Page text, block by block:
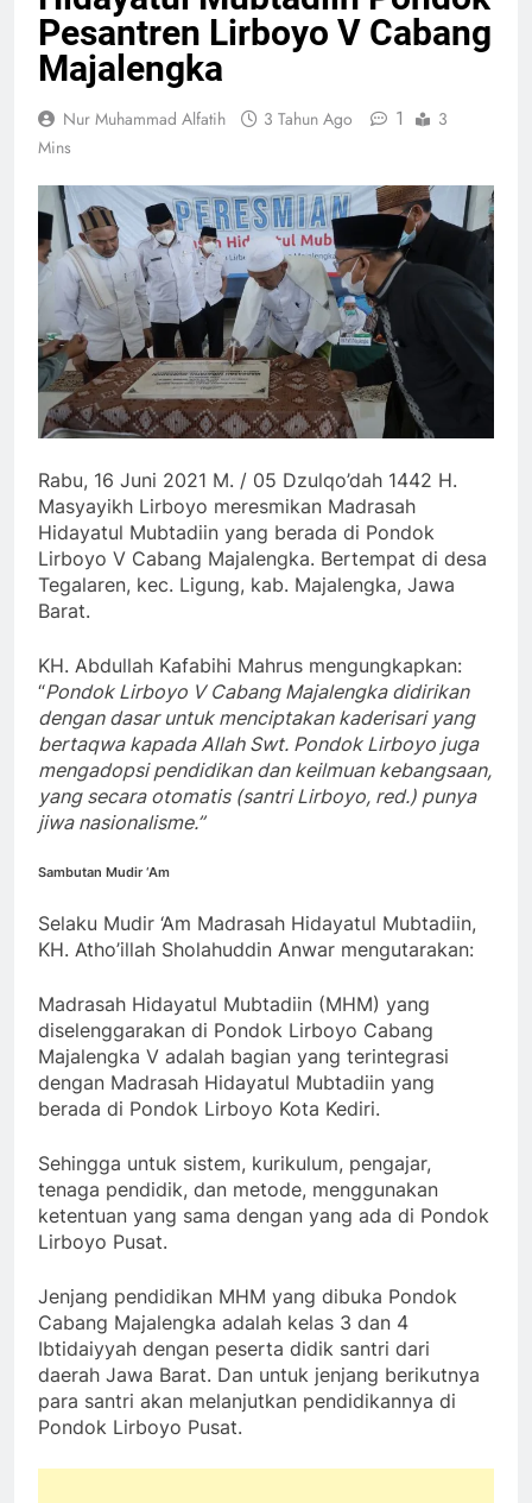
Pesantren Lirboyo V Cabang
Majalengka
Nur Muhammad Alfatih 3 Tahun Ago 1
3
Mins
Rabu, 16 Juni 2021 M. / 05 Dzulqo’dah 1442 H.
Masyayikh Lirboyo meresmikan Madrasah
Hidayatul Mubtadiin yang berada di Pondok
Lirboyo V Cabang Majalengka. Bertempat di desa
Tegalaren, kec. Ligung, kab. Majalengka, Jawa
Barat.
KH. Abdullah Kafabihi Mahrus mengungkapkan:
“Pondok Lirboyo V Cabang Majalengka didirikan
dengan dasar untuk menciptakan kaderisari yang
bertaqwa kapada Allah Swt. Pondok Lirboyo juga
mengadopsi pendidikan dan keilmuan kebangsaan,
yang secara otomatis (santri Lirboyo, red.) punya
jiwa nasionalisme.”
Sambutan Mudir ‘Am
Selaku Mudir ‘Am Madrasah Hidayatul Mubtadiin,
KH. Atho’illah Sholahuddin Anwar mengutarakan:
Madrasah Hidayatul Mubtadiin (MHM) yang
diselenggarakan di Pondok Lirboyo Cabang
Majalengka V adalah bagian yang terintegrasi
dengan Madrasah Hidayatul Mubtadiin yang
berada di Pondok Lirboyo Kota Kediri.
Sehingga untuk sistem, kurikulum, pengajar,
tenaga pendidik, dan metode, menggunakan
ketentuan yang sama dengan yang ada di Pondok
Lirboyo Pusat.
Jenjang pendidikan MHM yang dibuka Pondok
Cabang Majalengka adalah kelas 3 dan 4
Ibtidaiyyah dengan peserta didik santri dari
daerah Jawa Barat. Dan untuk jenjang berikutnya
para santri akan melanjutkan pendidikannya di
Pondok Lirboyo Pusat.